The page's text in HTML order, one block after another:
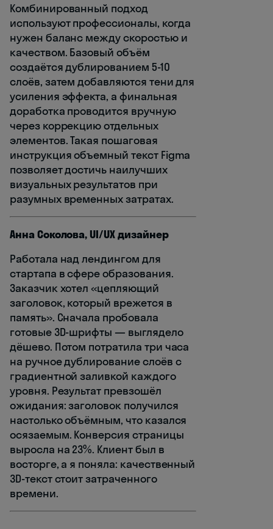
Комбинированный подход
используют профессионалы, когда
нужен баланс между скоростью и
качеством. Базовый объём
создаётся дублированием 5-10
слоёв, затем добавляются тени для
усиления эффекта, а финальная
доработка проводится вручную
через коррекцию отдельных
элементов. Такая пошаговая
инструкция объемный текст Figma
позволяет достичь наилучших
визуальных результатов при
разумных временных затратах.
Анна Соколова, UI/UX дизайнер
Работала над лендингом для
стартапа в сфере образования.
Заказчик хотел «цепляющий
заголовок, который врежется в
память». Сначала пробовала
готовые 3D-шрифты — выглядело
дёшево. Потом потратила три часа
на ручное дублирование слоёв с
градиентной заливкой каждого
уровня. Результат превзошёл
ожидания: заголовок получился
настолько объёмным, что казался
осязаемым. Конверсия страницы
выросла на 23%. Клиент был в
восторге, а я поняла: качественный
3D-текст стоит затраченного
времени.